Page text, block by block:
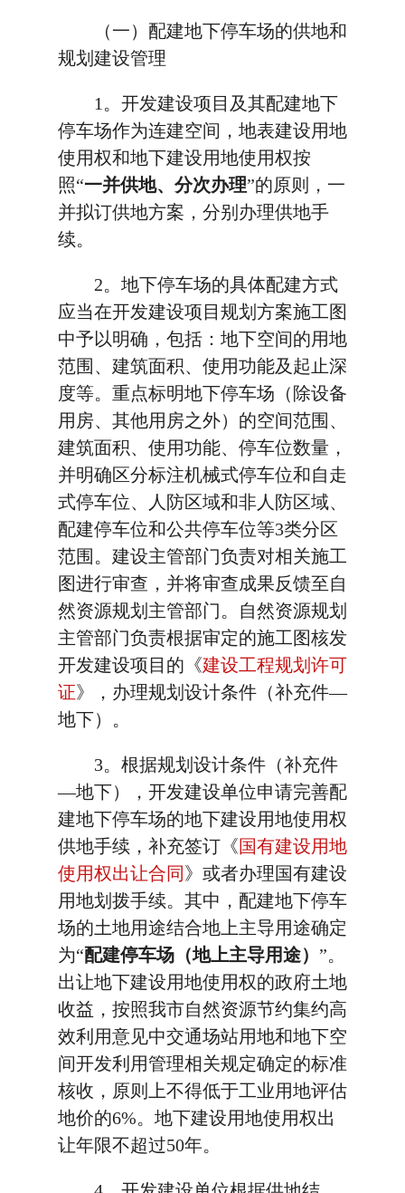
（一）配建地下停车场的供地和
规划建设管理
1。开发建设项目及其配建地下
停车场作为连建空间，地表建设用地
使用权和地下建设用地使用权按
照“一并供地、分次办理”的原则，一
并拟订供地方案，分别办理供地手
续。
2。地下停车场的具体配建方式
应当在开发建设项目规划方案施工图
中予以明确，包括：地下空间的用地
范围、建筑面积、使用功能及起止深
度等。重点标明地下停车场（除设备
用房、其他用房之外）的空间范围、
建筑面积、使用功能、停车位数量，
并明确区分标注机械式停车位和自走
式停车位、人防区域和非人防区域、
配建停车位和公共停车位等3类分区
范围。建设主管部门负责对相关施工
图进行审查，并将审查成果反馈至自
然资源规划主管部门。自然资源规划
主管部门负责根据审定的施工图核发
开发建设项目的《建设工程规划许可
证》，办理规划设计条件（补充件—
地下）。
3。根据规划设计条件（补充件
—地下），开发建设单位申请完善配
建地下停车场的地下建设用地使用权
供地手续，补充签订《国有建设用地
使用权出让合同》或者办理国有建设
用地划拨手续。其中，配建地下停车
场的土地用途结合地上主导用途确定
为“配建停车场（地上主导用途） ”。
出让地下建设用地使用权的政府土地
收益，按照我市自然资源节约集约高
效利用意见中交通场站用地和地下空
间开发利用管理相关规定确定的标准
核收，原则上不得低于工业用地评估
地价的6%。地下建设用地使用权出
让年限不超过50年。